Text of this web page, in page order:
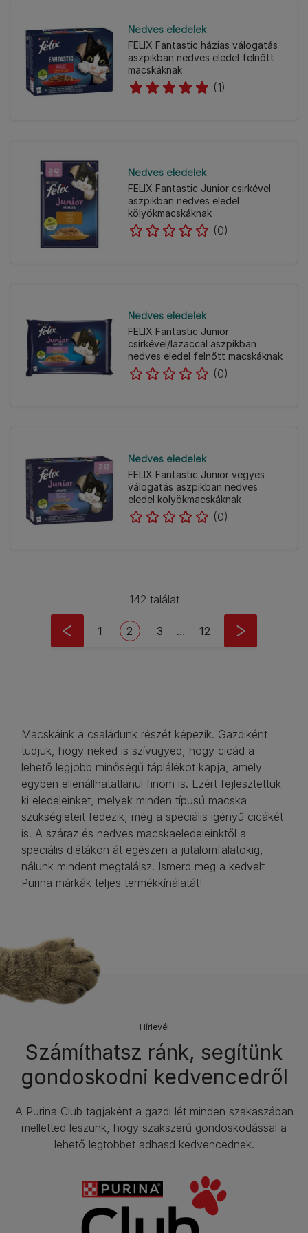
Nedves eledelek
FELIX Fantastic házias válogatás
aszpikban nedves eledel felnőtt
macskáknak
(1)
Nedves eledelek
FELIX Fantastic Junior csirkével
aszpikban nedves eledel
kölyökmacskáknak
(0)
Nedves eledelek
FELIX Fantastic Junior
csirkével/lazaccal aszpikban
nedves eledel felnőtt macskáknak
(0)
Nedves eledelek
FELIX Fantastic Junior vegyes
válogatás aszpikban nedves
eledel kölyökmacskáknak
(0)
142 találat
Oldal
1 Current page
2 Oldal
3 … Last page
12
Macskáink a családunk részét képezik. Gazdiként
tudjuk, hogy neked is szívügyed, hogy cicád a
lehető legjobb minőségű táplálékot kapja, amely
egyben ellenállhatatlanul finom is. Ezért fejlesztettük
ki eledeleinket, melyek minden típusú macska
szükségleteit fedezik, még a speciális igényű cicákét
is. A száraz és nedves macskaeledeleinktől a
speciális diétákon át egészen a jutalomfalatokig,
nálunk mindent megtalálsz. Ismerd meg a kedvelt
Purina márkák teljes termékkínálatát!
Hírlevél​
Számíthatsz ránk, segítünk
gondoskodni kedvencedről
A Purina Club tagjaként a gazdi lét minden szakaszában
melletted leszünk, hogy szakszerű gondoskodással a
lehető legtöbbet adhasd kedvencednek.​